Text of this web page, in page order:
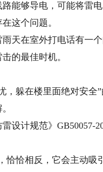
能够导电，可能将雷
这个问题。
在室外打电话有一个
的最佳时机。
躲在楼里面绝对安全”
计规范》GB50057-
恰相反，它会主动吸